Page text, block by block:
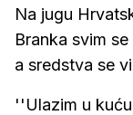
Na jugu
Branka svim
a sredstva se
''Ulazim u